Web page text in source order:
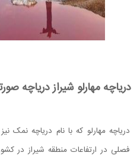
دریاچه مهارلو شیراز دریاچه
دریاچه مهارلو که با نام دریاچه